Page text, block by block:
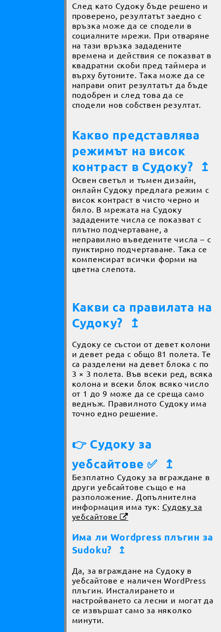
След като Судоку бъде решено и
проверено, резултатът заедно с
връзка може да се сподели в
социалните мрежи. При отваряне
на тази връзка зададените
времена и действия се показват в
квадратни скоби пред таймера и
върху бутоните. Така може да се
направи опит резултатът да бъде
подобрен и след това да се
сподели нов собствен резултат.
Какво представлява
режимът на висок
контраст в Судоку?
↥
Освен светъл и тъмен дизайн,
онлайн Судоку предлага режим с
висок контраст в чисто черно и
бяло. В мрежата на Судоку
зададените числа се показват с
плътно подчертаване, а
неправилно въведените числа – с
пунктирно подчертаване. Така се
компенсират всички форми на
цветна слепота.
Какви са правилата на
Судоку?
↥
Судоку се състои от девет колони
и девет реда с общо 81 полета. Те
са разделени на девет блока с по
3 × 3 полета. Във всеки ред, всяка
колона и всеки блок всяко число
от 1 до 9 може да се среща само
веднъж. Правилното Судоку има
точно едно решение.
👉 Судоку за
уебсайтове ✅
↥
Безплатно Судоку за вграждане в
други уебсайтове също е на
разположение. Допълнителна
информация има тук: Судоку за
уебсайтове
Има ли Wordpress плъгин за
Sudoku?
↥
Да, за вграждане на Судоку в
уебсайтове е наличен WordPress
плъгин. Инсталирането и
настройването са лесни и могат да
се извършат само за няколко
минути.